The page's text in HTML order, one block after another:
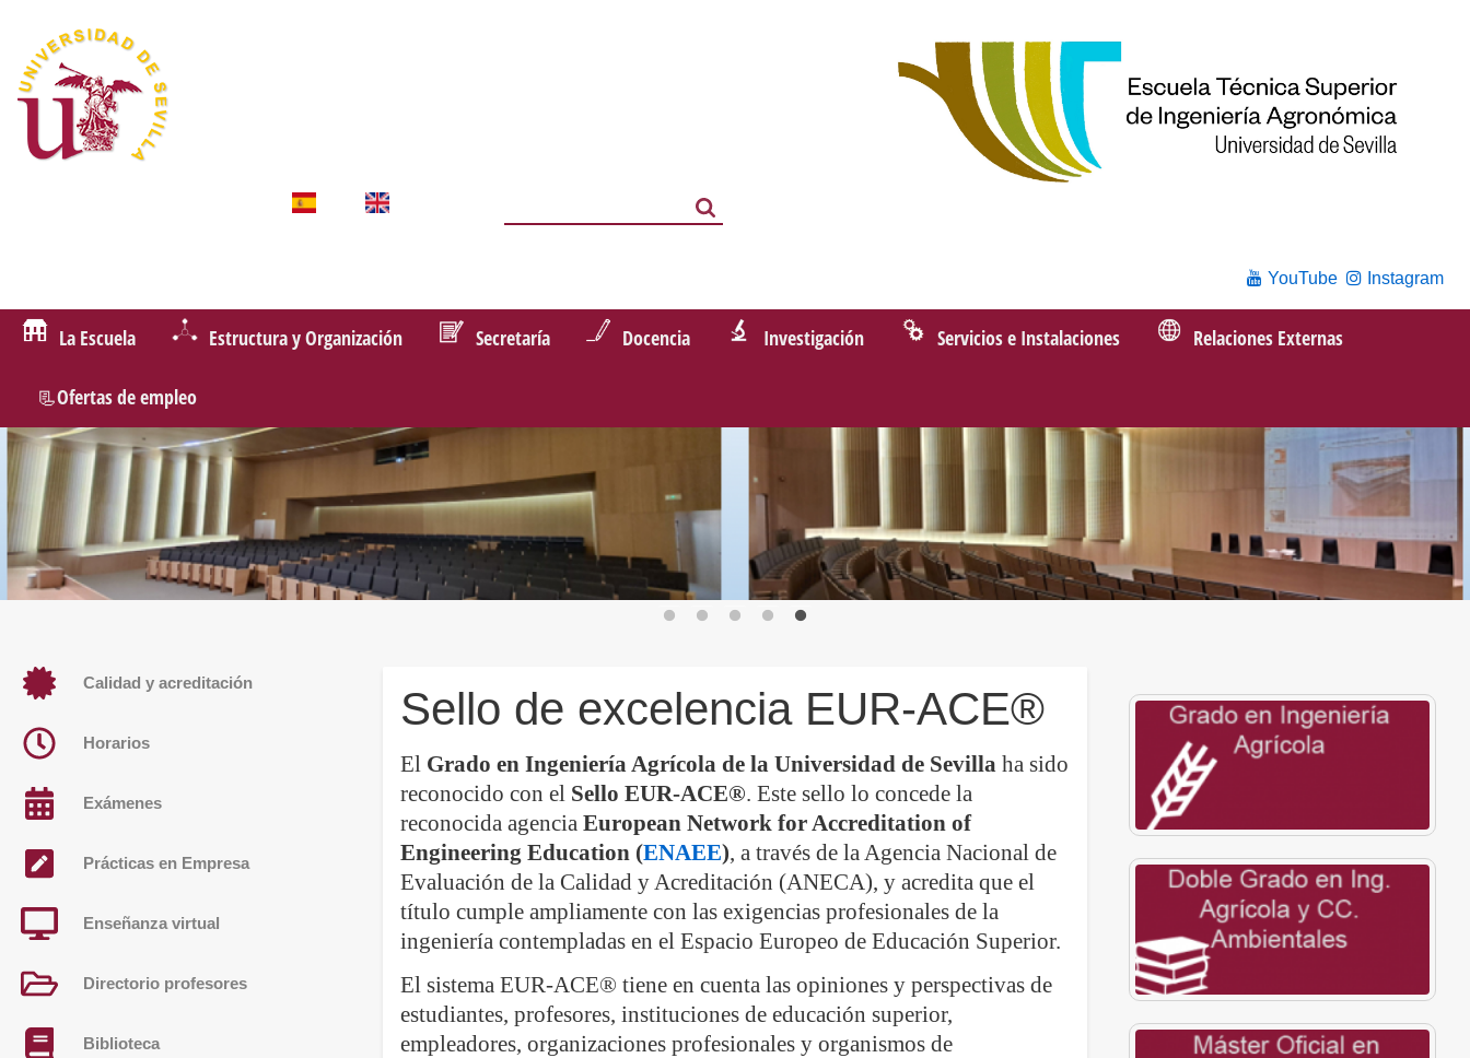
YouTube Instagram
La Escuela Estructura y Organización Secretaría Docencia Investigación Servicios e Instalaciones Relaciones Externas
📃Ofertas de empleo
Sello de excelencia EUR-ACE®
El Grado en Ingeniería Agrícola de la Universidad de Sevilla ha sido
reconocido con el Sello EUR-ACE®. Este sello lo concede la
reconocida agencia European Network for Accreditation of
Engineering Education (ENAEE), a través de la Agencia Nacional de
Evaluación de la Calidad y Acreditación (ANECA), y acredita que el
título cumple ampliamente con las exigencias profesionales de la
ingeniería contempladas en el Espacio Europeo de Educación Superior.
El sistema EUR-ACE® tiene en cuenta las opiniones y perspectivas de
estudiantes, profesores, instituciones de educación superior,
empleadores, organizaciones profesionales y organismos de
Calidad y acreditación
Horarios
Exámenes
Prácticas en Empresa
Enseñanza virtual
Directorio profesores
Biblioteca